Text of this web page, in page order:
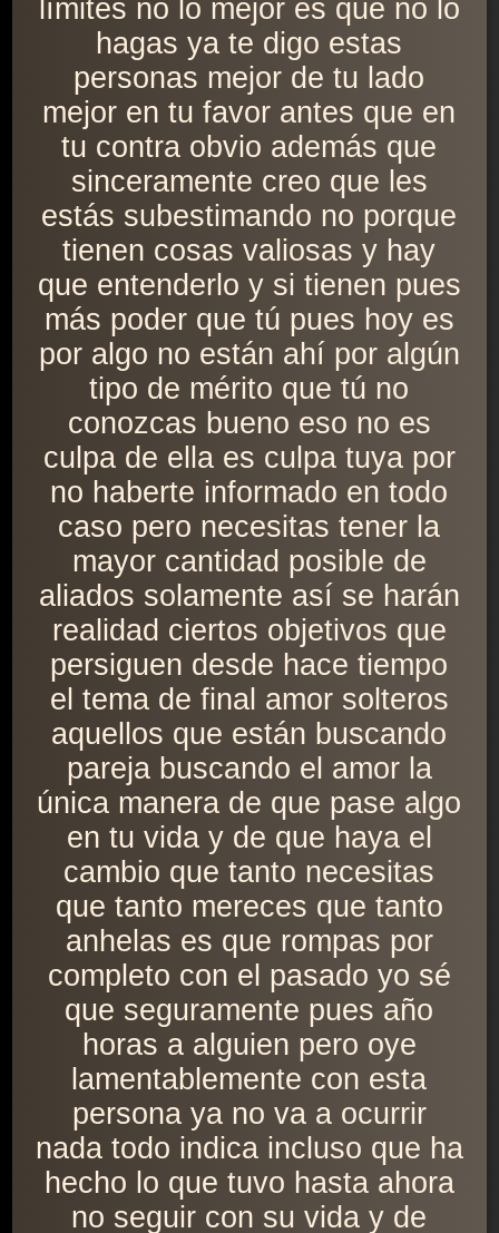
límites no lo mejor es que no lo
hagas ya te digo estas
personas mejor de tu lado
mejor en tu favor antes que en
tu contra obvio además que
sinceramente creo que les
estás subestimando no porque
tienen cosas valiosas y hay
que entenderlo y si tienen pues
más poder que tú pues hoy es
por algo no están ahí por algún
tipo de mérito que tú no
conozcas bueno eso no es
culpa de ella es culpa tuya por
no haberte informado en todo
caso pero necesitas tener la
mayor cantidad posible de
aliados solamente así se harán
realidad ciertos objetivos que
persiguen desde hace tiempo
el tema de final amor solteros
aquellos que están buscando
pareja buscando el amor la
única manera de que pase algo
en tu vida y de que haya el
cambio que tanto necesitas
que tanto mereces que tanto
anhelas es que rompas por
completo con el pasado yo sé
que seguramente pues año
horas a alguien pero oye
lamentablemente con esta
persona ya no va a ocurrir
nada todo indica incluso que ha
hecho lo que tuvo hasta ahora
no seguir con su vida y de